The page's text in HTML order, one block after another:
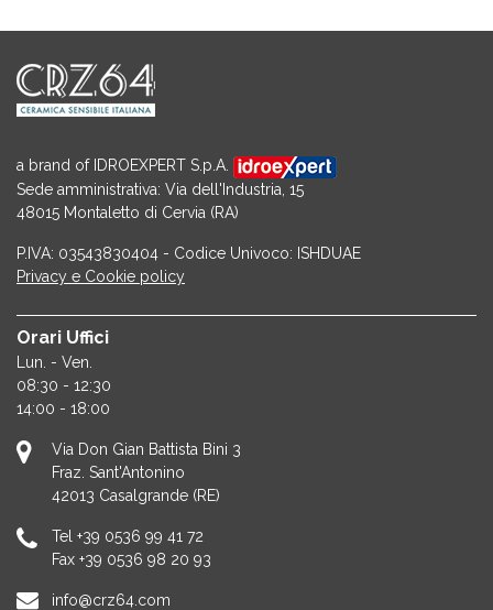
a brand of IDROEXPERT S.p.A.
Sede amministrativa: Via dell'Industria, 15
48015 Montaletto di Cervia (RA)
P.IVA: 03543830404 - Codice Univoco: ISHDUAE
Privacy e Cookie policy
Orari Uffici
Lun. - Ven.
08:30 - 12:30
14:00 - 18:00
Via Don Gian Battista Bini 3
Fraz. Sant'Antonino
42013 Casalgrande (RE)
Tel +39 0536 99 41 72
Fax +39 0536 98 20 93
info@crz64.com